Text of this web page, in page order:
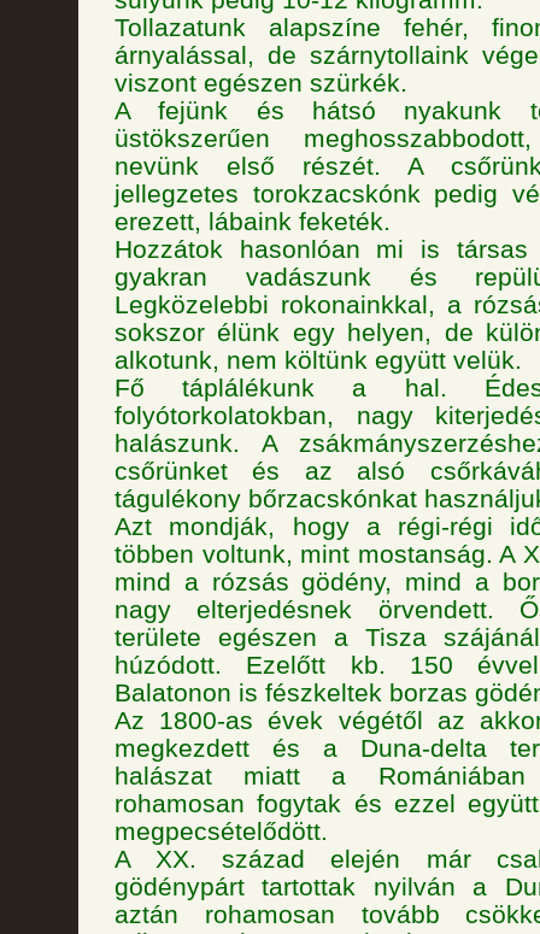
Tollazatunk alapszíne fehér,
árnyalással, de szárnytollaink
viszont egészen szürkék.
A fejünk és hátsó nyakunk
üstökszerűen
nevünk első részét. A csőrünk
jellegzetes torokzacskónk pedig
erezett, lábaink feketék.
Hozzátok hasonlóan mi is társas
gyakran vadászunk és
Legközelebbi rokonainkkal, a
sokszor élünk egy helyen, de
alkotunk, nem költünk együtt velük.
Fő táplálékunk a hal.
folyótorkolatokban, nagy
halászunk. A
csőrünket és az alsó
tágulékony bőrzacskónkat
Azt mondják, hogy a régi-régi
többen voltunk, mint mostanság. A
mind a rózsás gödény, mind a
nagy elterjedésnek örvendett.
területe egészen a Tisza
húzódott. Ezelőtt kb. 150
Balatonon is fészkeltek borzas
Az 1800-as évek végétől az
megkezdett és a Duna-delta
halászat miatt a
rohamosan fogytak és ezzel
megpecsételődött.
A XX. század elején már
gödénypárt tartottak nyilván a
aztán rohamosan tovább